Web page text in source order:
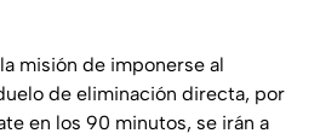
misión de imponerse al
de eliminación directa, por
en los 90 minutos, se irán a